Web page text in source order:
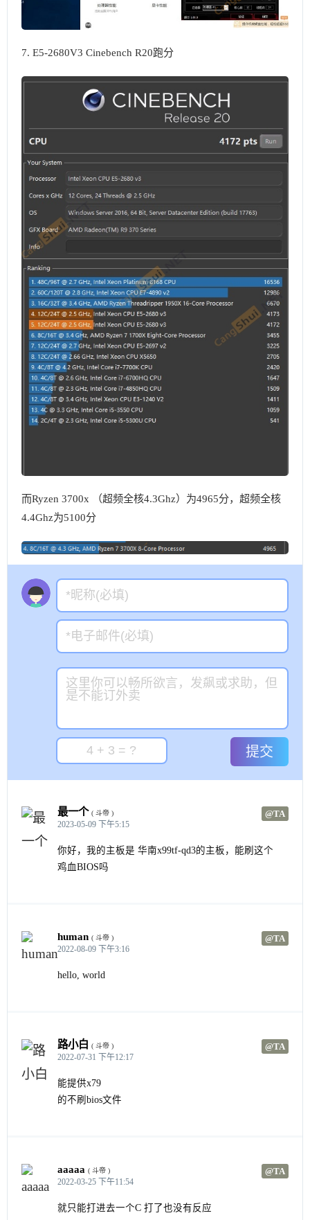
7. E5-2680V3 Cinebench R20跑分
而Ryzen 3700x （超频全核4.3Ghz）为4965分，超频全核
4.4Ghz为5100分
提交
最一个 @TA
( 斗帝 )
2023-05-09 下午5:15
你好，我的主板是 华南x99tf-qd3的主板，能刷这个
鸡血BIOS吗
human @TA
( 斗帝 )
2022-08-09 下午3:16
hello, world
路小白 @TA
( 斗帝 )
2022-07-31 下午12:17
能提供x79
的不刷bios文件
aaaaa @TA
( 斗帝 )
2022-03-25 下午11:54
就只能打进去一个C 打了也没有反应